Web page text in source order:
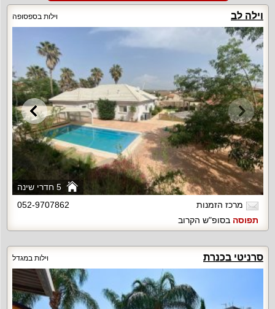
וילה לב וילות בספסופה
5 חדרי שינה
מרכז הזמנות
052-9707862
תפוסה בסופ"ש הקרוב
סרניטי בכנרת וילות במגדל